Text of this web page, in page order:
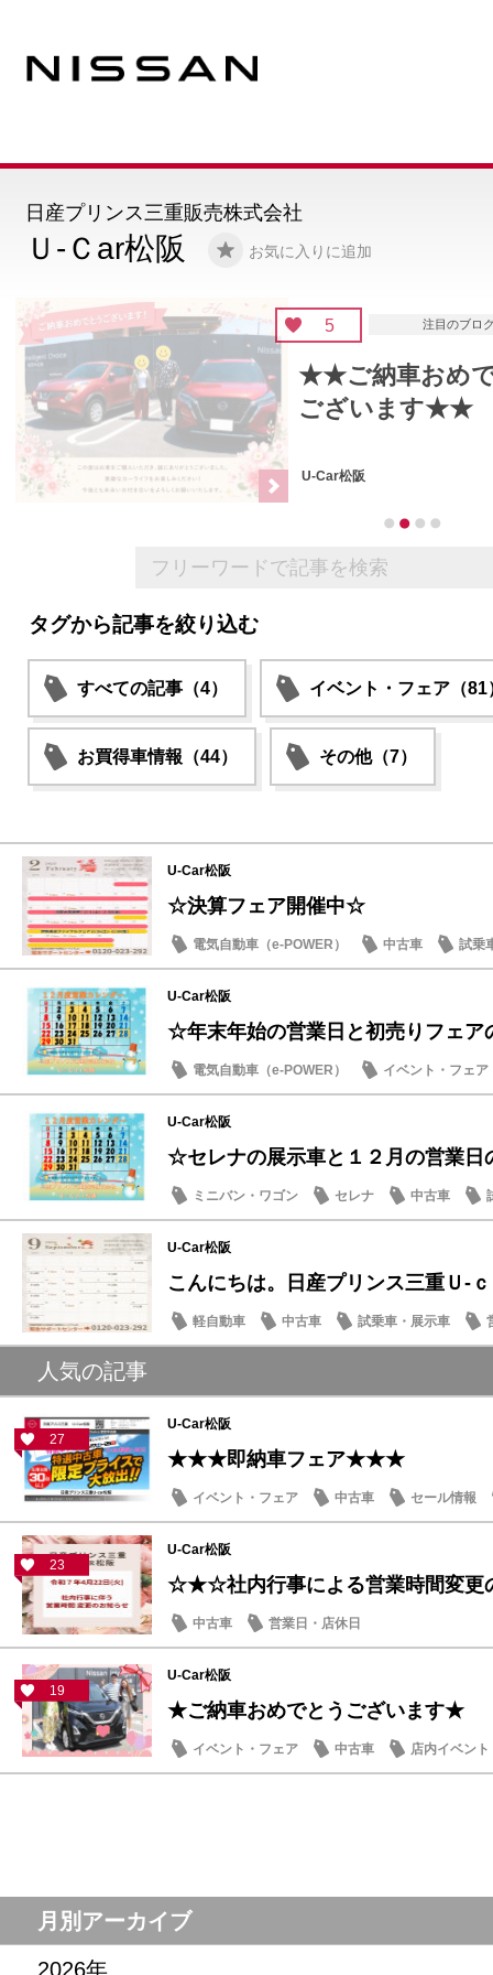
Ｕ-Ｃar松阪 お気に入りに追加
日産プリンス三重販売株式会社
注目のブログ
★★ご納車おめでとう
ございます★★
U-Car松阪
タグから記事を絞り込む
すべての記事（4） イベント・フェア（81
お買得車情報（44） その他（7）
U-Car松阪
☆決算フェア開催中☆
電気自動車（e-POWER） 中古車
試乗
日産のお店
U-Car松阪
☆年末年始の営業日と初売りフェ
電気自動車（e-POWER）
イベント・フェア
営業日・店休日
U-Car松阪
☆セレナの展示車と１２月の営業
ミニバン・ワゴン セレナ 中古車
U-Car松阪
こんにちは。日産プリンス三重Ｕ‐
軽自動車 中古車 試乗車・展示車
人気の記事
27
U-Car松阪
★★★即納車フェア★★★
イベント・フェア 中古車 セール情報
23
U-Car松阪
☆★☆社内行事による営業時間変
中古車 営業日・店休日
19
U-Car松阪
★ご納車おめでとうございます★
イベント・フェア 中古車 店内イベント
月別アーカイブ
2026年